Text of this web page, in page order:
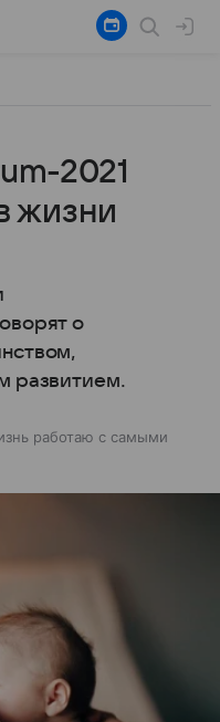
2021
жизни
о
развитием.
работаю с самыми